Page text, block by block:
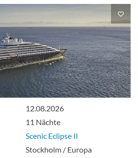
12.08.2026
11 Nächte
Scenic Eclipse II
Stockholm / Europa